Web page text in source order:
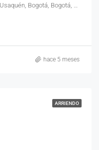
hace 5 meses
ARRIENDO